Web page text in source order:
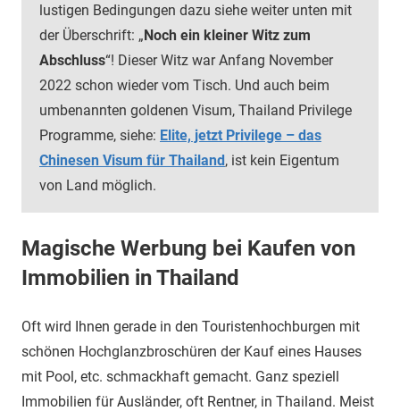
lustigen Bedingungen dazu siehe weiter unten mit
der Überschrift: „Noch ein kleiner Witz zum
Abschluss“! Dieser Witz war Anfang November
2022 schon wieder vom Tisch. Und auch beim
umbenannten goldenen Visum, Thailand Privilege
Programme, siehe: Elite, jetzt Privilege – das
Chinesen Visum für Thailand, ist kein Eigentum
von Land möglich.
Magische Werbung bei Kaufen von
Immobilien in Thailand
Oft wird Ihnen gerade in den Touristenhochburgen mit
schönen Hochglanzbroschüren der Kauf eines Hauses
mit Pool, etc. schmackhaft gemacht. Ganz speziell
Immobilien für Ausländer, oft Rentner, in Thailand. Meist